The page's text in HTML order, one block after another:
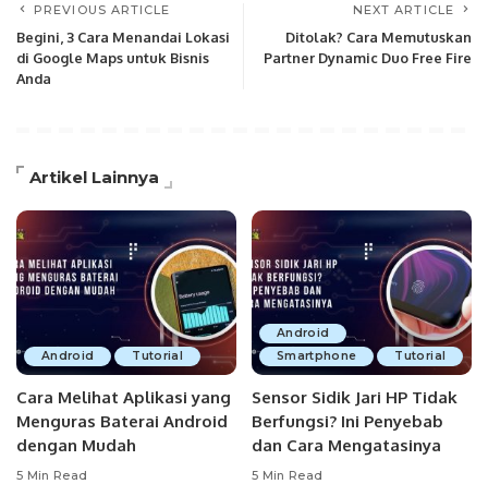
PREVIOUS ARTICLE
Begini, 3 Cara Menandai Lokasi
di Google Maps untuk Bisnis
Anda
NEXT ARTICLE
Ditolak? Cara Memutuskan
Partner Dynamic Duo Free Fire
Artikel Lainnya
Android Tutorial
Cara Melihat Aplikasi yang
Menguras Baterai Android
dengan Mudah
5 Min Read
Android
Smartphone
Tutorial
Sensor Sidik Jari HP Tidak
Berfungsi? Ini Penyebab
dan Cara Mengatasinya
5 Min Read